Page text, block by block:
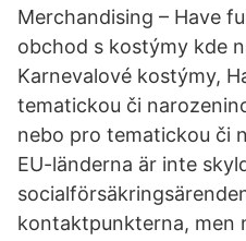
Merchandising – Have
obchod s kostýmy kde
Karnevalové kostýmy,
tematickou či
nebo pro tematickou či
EU-länderna är inte
kontaktpunkterna, men